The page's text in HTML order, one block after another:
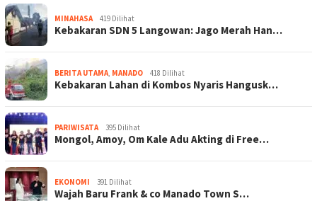
MINAHASA 419 Dilihat
Kebakaran SDN 5 Langowan: Jago Merah Han…
BERITA UTAMA MANADO 418 Dilihat
Kebakaran Lahan di Kombos Nyaris Hangusk…
PARIWISATA 395 Dilihat
Mongol, Amoy, Om Kale Adu Akting di Free…
EKONOMI 391 Dilihat
Wajah Baru Frank & co Manado Town S…